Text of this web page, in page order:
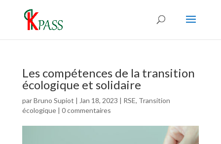
Les compétences de la transition
écologique et solidaire
parBruno Supiot | Jan 18, 2023 | RSE, Transition
écologique| 0 commentaires